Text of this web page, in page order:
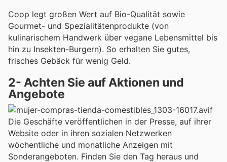
Coop legt großen Wert auf Bio-Qualität sowie
Gourmet- und Spezialitätenprodukte (von
kulinarischem Handwerk über vegane Lebensmittel bis
hin zu Insekten-Burgern). So erhalten Sie gutes,
frisches Gebäck für wenig Geld.
2- Achten Sie auf Aktionen und
Angebote
Die Geschäfte veröffentlichen in der Presse, auf ihrer
Website oder in ihren sozialen Netzwerken
wöchentliche und monatliche Anzeigen mit
Sonderangeboten. Finden Sie den Tag heraus und